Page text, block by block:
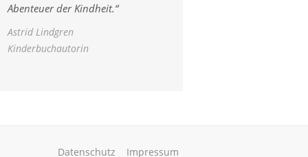
Abenteuer der Kindheit.“
Astrid Lindgren
Kinderbuchautorin
Datenschutz Impressum